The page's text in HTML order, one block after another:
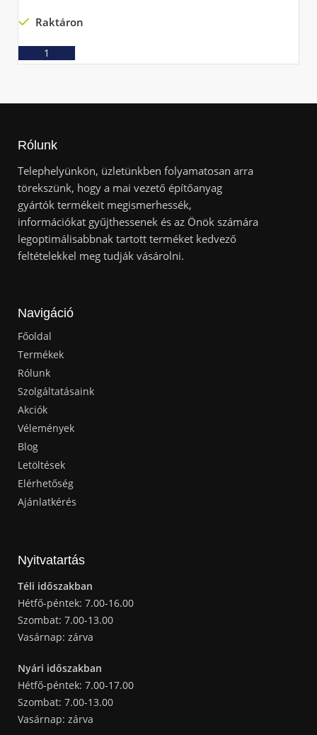
Raktáron
Rólunk
Telephelyünkön, üzletünkben folyamatosan arra
törekszünk, hogy a mai vezető építőanyag
gyártók termékeit megismerhessék,
információkat gyűjthessenek és az Önök számára
legoptimálisabbnak tartott terméket kedvező
feltételekkel meg tudják vásárolni.
Navigáció
Főoldal
Termékek
Rólunk
Szolgáltatásaink
Akciók
Vélemények
Blog
Letöltések
Elérhetőség
Ajánlatkérés
Nyitvatartás
Téli időszakban
Hétfő-péntek: 7.00-16.00
Szombat: 7.00-13.00
Vasárnap: zárva
Nyári időszakban
Hétfő-péntek: 7.00-17.00
Szombat: 7.00-13.00
Vasárnap: zárva